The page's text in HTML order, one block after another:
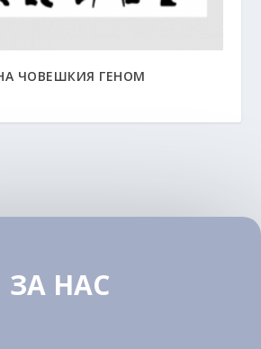
ЧОВЕШКИЯ ГЕНОМ
ЗА НАС